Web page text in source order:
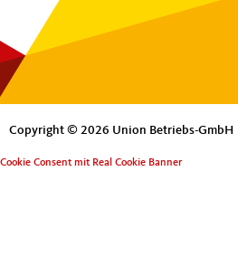
Copyright © 2026 Union Betriebs-GmbH
Cookie Consent mit Real Cookie Banner